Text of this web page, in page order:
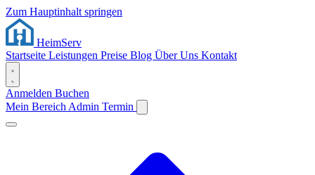
Zum Hauptinhalt springen
HeimServ
Startseite Leistungen Preise Blog Über Uns Kontakt
Anmelden Buchen
Mein Bereich Admin Termin